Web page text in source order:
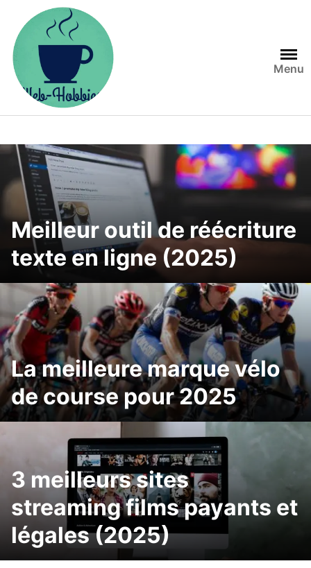
content
Menu
Meilleur outil de réécriture
texte en ligne (2025)
La meilleure marque vélo
de course pour 2025
3 meilleurs sites
streaming films payants et
légales (2025)